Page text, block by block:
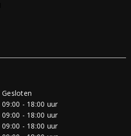
Gesloten
09:00 - 18:00 uur
09:00 - 18:00 uur
09:00 - 18:00 uur